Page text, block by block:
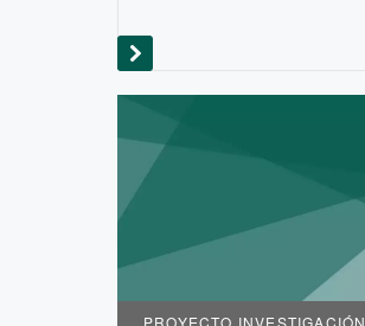
PROYECTO INVESTIGACIÓN